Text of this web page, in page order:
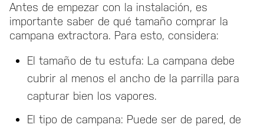
Antes de empezar con la instalación, es
importante saber de qué tamaño comprar la
campana extractora. Para esto, considera:
El tamaño de tu estufa: La campana debe
cubrir al menos el ancho de la parrilla para
capturar bien los vapores.
El tipo de campana: Puede ser de pared, de